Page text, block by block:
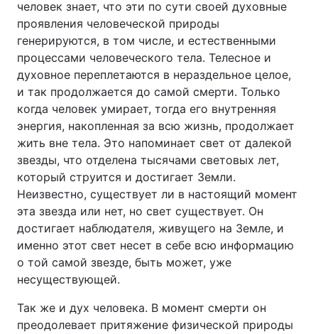
человек знает, что эти по сути своей духовные
проявления человеческой природы
генерируются, в том числе, и естественными
процессами человеческого тела. Телесное и
духовное переплетаются в нераздельное целое,
и так продолжается до самой смерти. Только
когда человек умирает, тогда его внутренняя
энергия, накопленная за всю жизнь, продолжает
жить вне тела. Это напоминает свет от далекой
звезды, что отделена тысячами световых лет,
который струится и достигает Земли.
Неизвестно, существует ли в настоящий момент
эта звезда или нет, но свет существует. Он
достигает наблюдателя, живущего на Земле, и
именно этот свет несет в себе всю информацию
о той самой звезде, быть может, уже
несуществующей.
Так же и дух человека. В момент смерти он
преодолевает притяжение физической природы